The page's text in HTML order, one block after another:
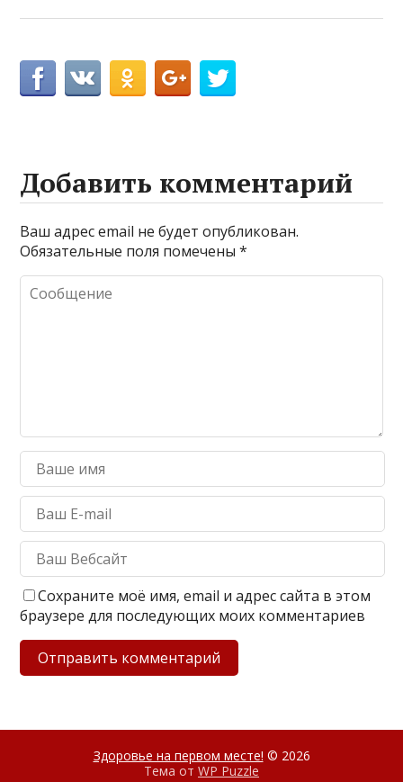
Добавить комментарий
Ваш адрес email не будет опубликован.
Обязательные поля помечены*
Сохраните моё имя, email и адрес сайта в этом
браузере для последующих моих комментариев
Здоровье на первом месте! © 2026
Тема от WP Puzzle